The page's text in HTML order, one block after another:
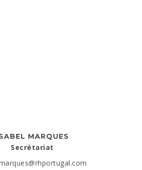
MARQUES
Secrétariat